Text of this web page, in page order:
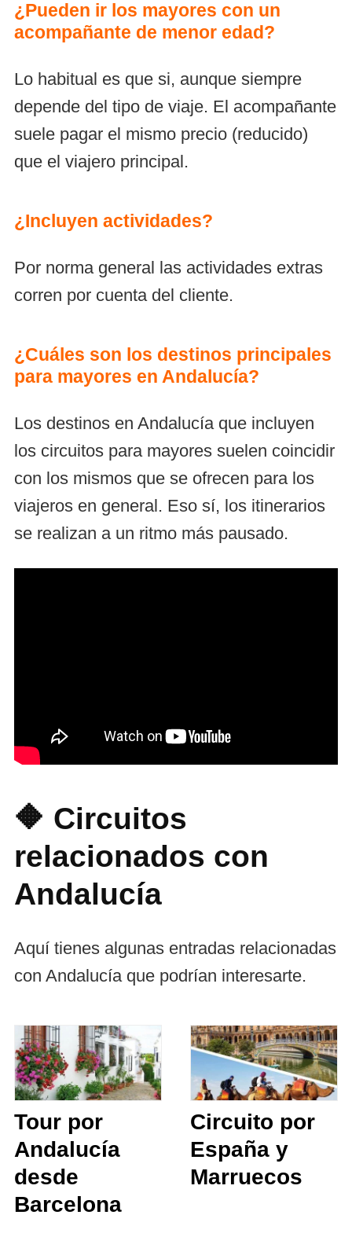
¿Pueden ir los mayores con un
acompañante de menor edad?
Lo habitual es que si, aunque siempre
depende del tipo de viaje. El acompañante
suele pagar el mismo precio (reducido)
que el viajero principal.
¿Incluyen actividades?
Por norma general las actividades extras
corren por cuenta del cliente.
¿Cuáles son los destinos principales
para mayores en Andalucía?
Los destinos en Andalucía que incluyen
los circuitos para mayores suelen coincidir
con los mismos que se ofrecen para los
viajeros en general. Eso sí, los itinerarios
se realizan a un ritmo más pausado.
🔶 Circuitos
relacionados con
Andalucía
Aquí tienes algunas entradas relacionadas
con Andalucía que podrían interesarte.
Tour por
Andalucía
desde
Barcelona
Circuito por
España y
Marruecos